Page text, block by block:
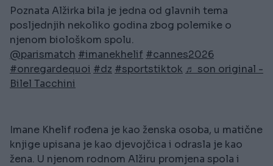
Poznata Alžirka bila je jedna od glavnih tema
posljednjih nekoliko godina zbog polemike o
njenom biološkom spolu.
@parismatch #imanekhelif #cannes2026
#onregardequoi #dz #sportstiktok ♬ son original -
Bilel Tacchini
Imane Khelif rođena je kao ženska osoba, u matične
knjige upisana je kao djevojčica i odrasla je kao
žena. U njenom rodnom Alžiru promjena spola i